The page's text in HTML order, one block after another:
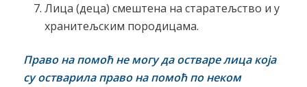
Лица (деца) смештена на старатељство и у
хранитељским породицама.
Право на помоћ не могу да остваре лица која
су остварила право на помоћ по неком